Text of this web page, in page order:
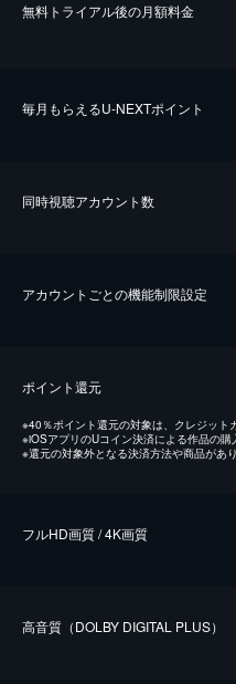
無料トライアル後の⽉額料金
毎⽉もらえるU-NEXTポイント
同時視聴アカウント数
アカウントごとの機能制限設定
ポイント還元
※40％ポイント還元の対象は、クレジット
※iOSアプリのUコイン決済による作品の購
※還元の対象外となる決済方法や商品があ
フルHD画質 / 4K画質
⾼⾳質（DOLBY DIGITAL PLUS）